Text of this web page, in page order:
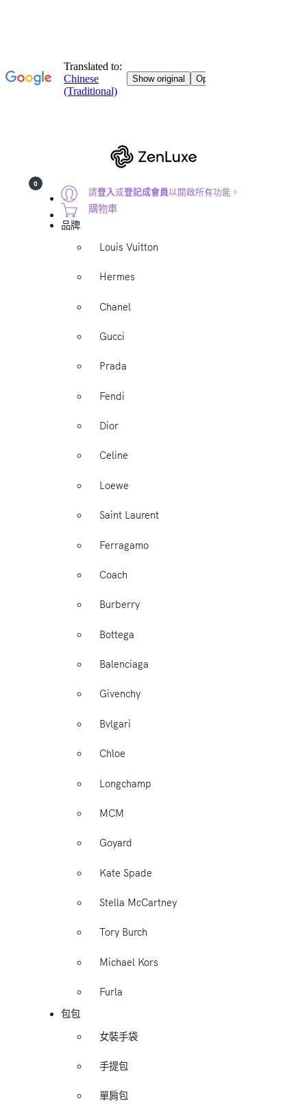
請登入或登記成會員以開啟所有功能。
0
購物車
品牌
Louis Vuitton
Hermes
Chanel
Gucci
Prada
Fendi
Dior
Celine
Loewe
Saint Laurent
Ferragamo
Coach
Burberry
Bottega
Balenciaga
Givenchy
Bvlgari
Chloe
Longchamp
MCM
Goyard
Kate Spade
Stella McCartney
Tory Burch
Michael Kors
Furla
包包
女裝手袋
手提包
單肩包